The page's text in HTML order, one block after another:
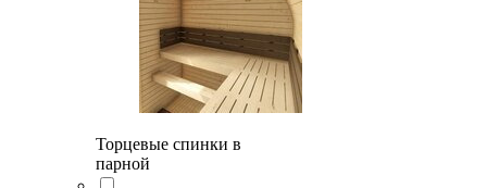
Торцевые спинки в
парной